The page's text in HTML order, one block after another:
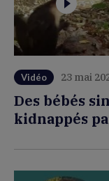
Vidéo 23 mai
Des bébés
kidnappés